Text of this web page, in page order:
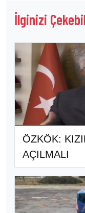
İlginizi
ÖZKÖK:
AÇILMALI